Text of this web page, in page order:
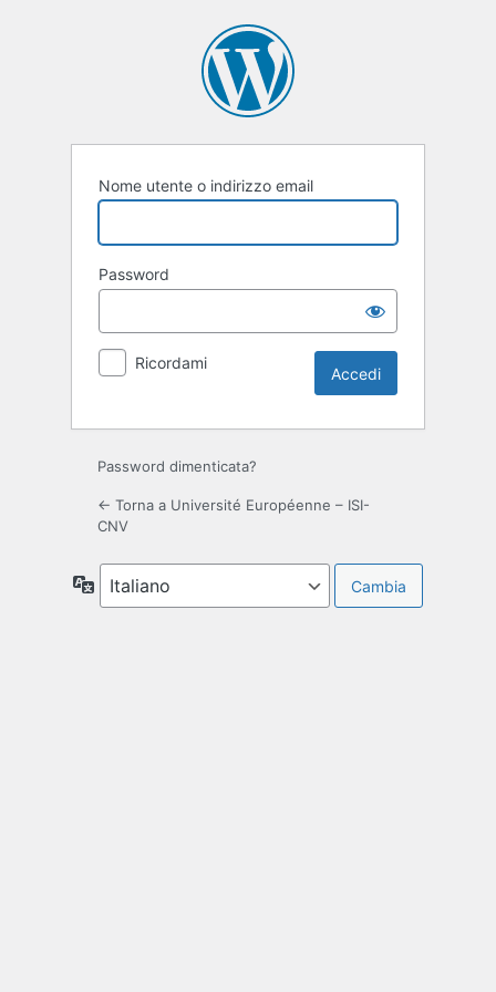
Nome utente o indirizzo email
Password
Ricordami
Password dimenticata?
← Torna a Université Européenne – ISI-
CNV
Lingua